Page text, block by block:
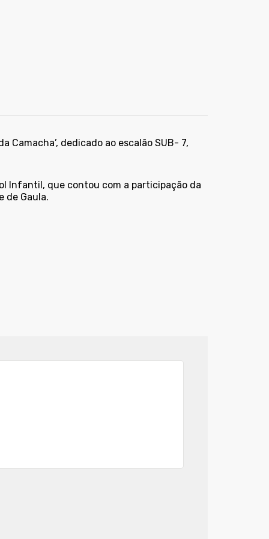
Camacha’, dedicado ao escalão SUB- 7,
Infantil, que contou com a participação da
de Gaula.